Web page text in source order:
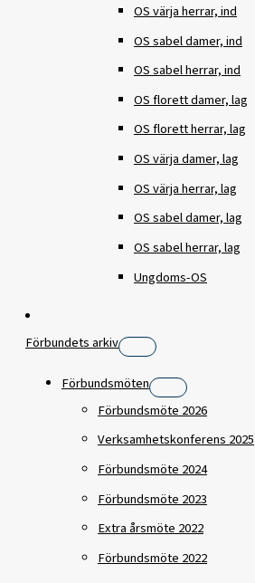
OS värja herrar, ind
OS sabel damer, ind
OS sabel herrar, ind
OS florett damer, lag
OS florett herrar, lag
OS värja damer, lag
OS värja herrar, lag
OS sabel damer, lag
OS sabel herrar, lag
Ungdoms-OS
Förbundets arkiv
Förbundsmöten
Förbundsmöte 2026
Verksamhetskonferens 2025
Förbundsmöte 2024
Förbundsmöte 2023
Extra årsmöte 2022
Förbundsmöte 2022